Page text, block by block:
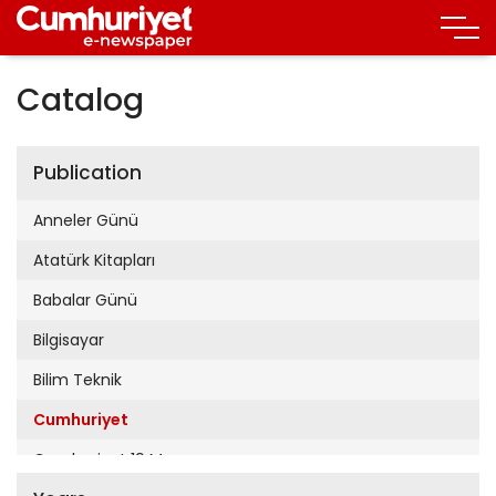
Catalog
Publication
Anneler Günü
Atatürk Kitapları
Babalar Günü
Bilgisayar
Bilim Teknik
Cumhuriyet
Cumhuriyet 19 Mayıs